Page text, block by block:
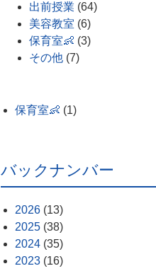
出前授業 (64)
美容教室 (6)
保育室👶 (3)
その他 (7)
保育室👶 (1)
バックナンバー
2026 (13)
2025 (38)
2024 (35)
2023 (16)